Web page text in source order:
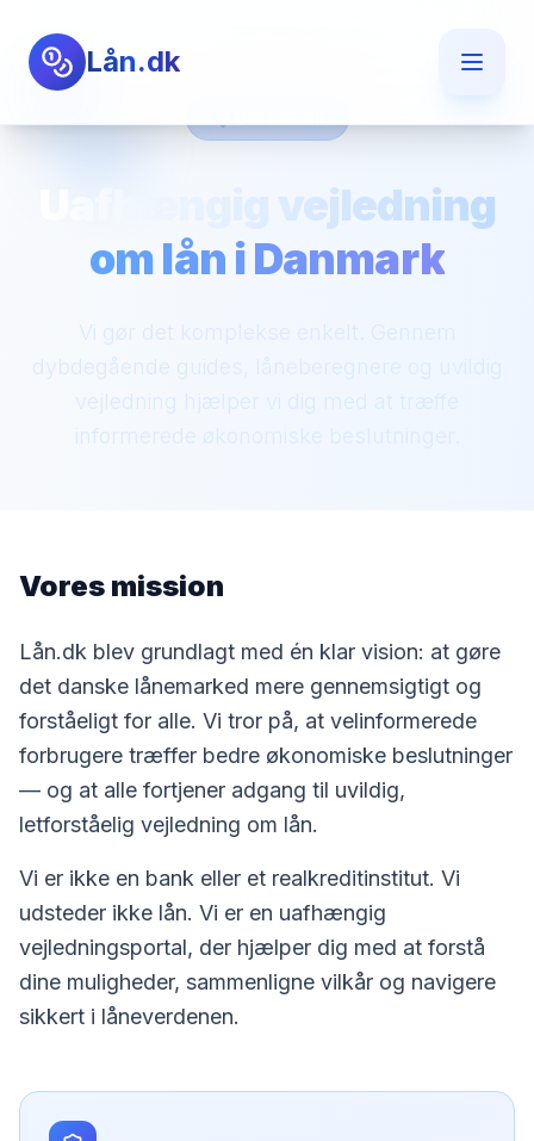
Lån.dk
Uafhængig vejledning
om lån i Danmark
Vi gør det komplekse enkelt. Gennem
dybdegående guides, låneberegnere og uvildig
vejledning hjælper vi dig med at træffe
informerede økonomiske beslutninger.
Vores mission
Lån.dk blev grundlagt med én klar vision: at gøre
det danske lånemarked mere gennemsigtigt og
forståeligt for alle. Vi tror på, at velinformerede
forbrugere træffer bedre økonomiske beslutninger
— og at alle fortjener adgang til uvildig,
letforståelig vejledning om lån.
Vi er ikke en bank eller et realkreditinstitut. Vi
udsteder ikke lån. Vi er en uafhængig
vejledningsportal, der hjælper dig med at forstå
dine muligheder, sammenligne vilkår og navigere
sikkert i låneverdenen.